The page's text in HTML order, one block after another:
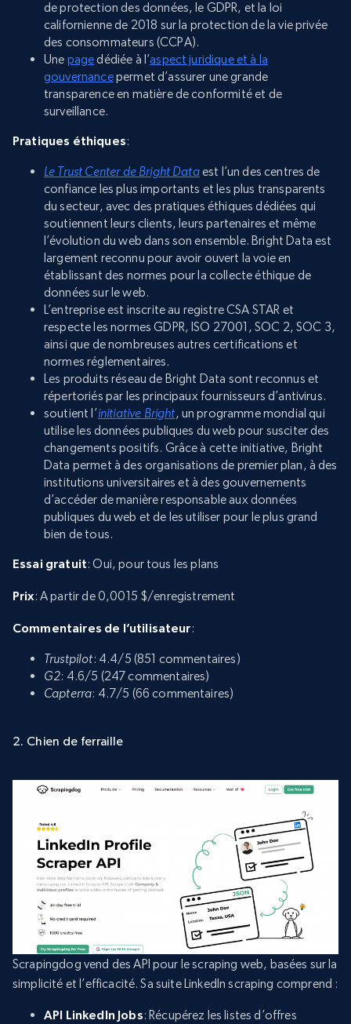
de protection des données, le GDPR, et la loi
californienne de 2018 sur la protection de la vie privée
des consommateurs (CCPA).
Une pagedédiée à l’aspect juridique et à la
gouvernancepermet d’assurer une grande
transparence en matière de conformité et de
surveillance.
Pratiques éthiques:
Le Trust Center de Bright Dataest l’un des centres de
confiance les plus importants et les plus transparents
du secteur, avec des pratiques éthiques dédiées qui
soutiennent leurs clients, leurs partenaires et même
l’évolution du web dans son ensemble. Bright Data est
largement reconnu pour avoir ouvert la voie en
établissant des normes pour la collecte éthique de
données sur le web.
L’entreprise est inscrite au registre CSA STAR et
respecte les normes GDPR, ISO 27001, SOC 2, SOC 3,
ainsi que de nombreuses autres certifications et
normes réglementaires.
Les produits réseau de Bright Data sont reconnus et
répertoriés par les principaux fournisseurs d’antivirus.
soutient l’initiative Bright, un programme mondial qui
utilise les données publiques du web pour susciter des
changements positifs. Grâce à cette initiative, Bright
Data permet à des organisations de premier plan, à des
institutions universitaires et à des gouvernements
d’accéder de manière responsable aux données
publiques du web et de les utiliser pour le plus grand
bien de tous.
Essai gratuit: Oui, pour tous les plans
Prix: A partir de 0,0015 $/enregistrement
Commentaires de l’utilisateur:
Trustpilot: 4.4/5 (851 commentaires)
G2: 4.6/5 (247 commentaires)
Capterra: 4.7/5 (66 commentaires)
2. Chien de ferraille
Scrapingdog vend des API pour le scraping web, basées sur la
simplicité et l’efficacité. Sa suite LinkedIn scraping comprend :
API LinkedIn Jobs: Récupérez les listes d’offres